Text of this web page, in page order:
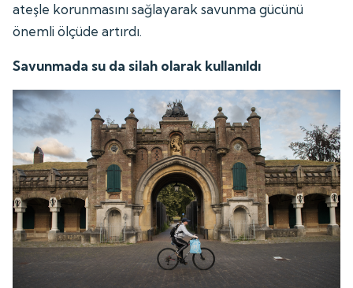
ateşle korunmasını sağlayarak savunma gücünü
önemli ölçüde artırdı.
Savunmada su da silah olarak kullanıldı